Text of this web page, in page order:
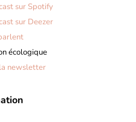
sur Spotify
sur Deezer
écologique
newsletter